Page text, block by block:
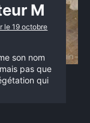
M
le 19 octobre
son nom
pas que
qui